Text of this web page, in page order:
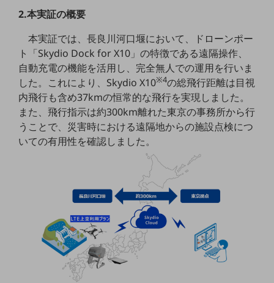
モビリティ
製造・建設業
小売業
キーワードで探す
モバイルTOP
法人向けスマホ・携帯に関する、
おすすめの機種、料金やサービスをご紹介
ビジネス向けスマートフォン
タフネススマートフォン
データ通信製品
2.本実証の概要
本実証では、長良川河口堰において、ドローンポー
ト「Skydio Dock for X10」の特徴である遠隔操作、
自動充電の機能を活用し、完全無人での運用を行いま
した。これにより、Skydio X10※4の総飛行距離は目視
内飛行も含め37kmの恒常的な飛行を実現しました。
また、飛行指示は約300km離れた東京の事務所から行
うことで、災害時における遠隔地からの施設点検につ
いての有用性を確認しました。